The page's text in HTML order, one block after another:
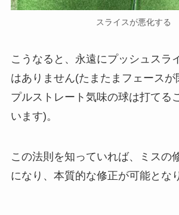
スライスが悪化する
こうなると、永遠にプッシュスラ
はありません(たまたまフェースが
プルストレート気味の球は打てる
います)。
この法則を知っていれば、ミスの
になり、本質的な修正が可能とな